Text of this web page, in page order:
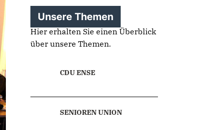
Unsere Themen
Hier erhalten Sie einen Überblick
über unsere Themen.
CDU ENSE
SENIOREN UNION